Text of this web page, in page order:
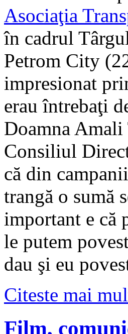
Asociaţia
în cadrul
Petrom City
impresionat
erau întrebaţi
Doamna Amali
Consiliul
că din
trangă o sumă
important e că
le putem
dau şi eu
Citeste mai
Film,